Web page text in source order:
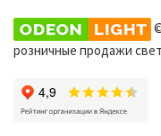
розничные продажи